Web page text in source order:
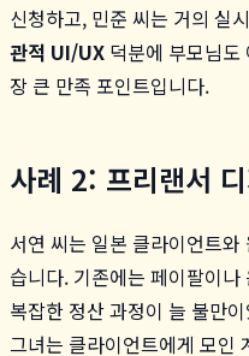
신청하고, 민준 씨는 거의 실
관적 UI/UX 덕분에 부모님
장 큰 만족 포인트입니다.
사례 2: 프리랜서
서연 씨는 일본 클라이언트
습니다. 기존에는 페이팔이
복잡한 정산 과정이 늘 불만
그녀는 클라이언트에게 모인